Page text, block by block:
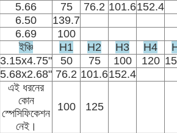
5.66 75 76.2 101.6152.4
6.50
139.7
6.69
100
ইঞ্চি H1 H2 H3 H4
3.15x4.75" 50 75 100 120
5.68x2.68" 76.2 101.6152.4
এই ধরনের
কোন
স্পেসিফিকেশন
নেই।
100 125